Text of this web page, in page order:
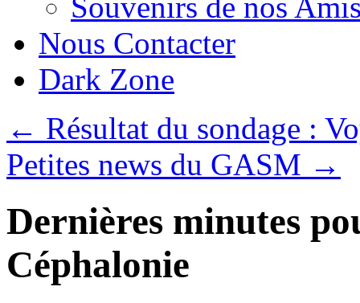
Nous Contacter
Dark Zone
← Résultat du sondage :
Petites news du GASM →
Dernières minutes
Céphalonie